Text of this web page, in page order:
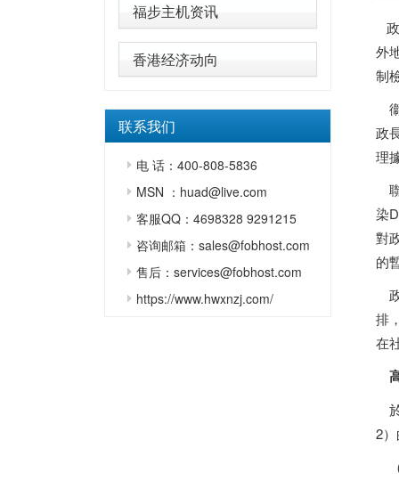
福步主机资讯
香港经济动向
联系我们
电 话：400-808-5836
MSN ：huad@live.com
客服QQ：4698328 9291215
咨询邮箱：sales@fobhost.com
售后：services@fobhost.com
https://www.hwxnzj.com/
外
制
政
理
染
對
的
排
在
2